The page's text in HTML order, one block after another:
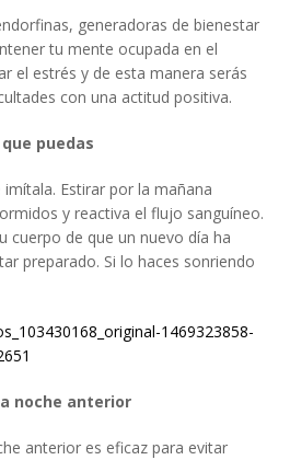
generadoras de bienestar
tu mente ocupada en el
el estrés y de esta manera serás
con una actitud positiva.
puedas
Estirar por la mañana
y reactiva el flujo sanguíneo.
cuerpo de que un nuevo día ha
preparado. Si lo haces sonriendo
noche anterior
anterior es eficaz para evitar